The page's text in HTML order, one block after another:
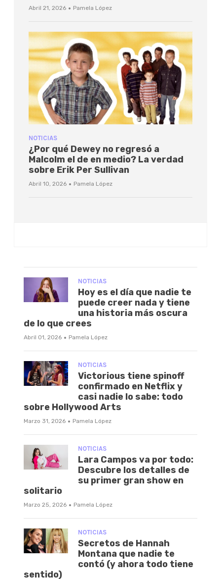
Abril 21, 2026 · Pamela López
NOTICIAS
¿Por qué Dewey no regresó a
Malcolm el de en medio? La verdad
sobre Erik Per Sullivan
Abril 10, 2026 · Pamela López
NOTICIAS
Hoy es el día que nadie te
puede creer nada y tiene
una historia más oscura
de lo que crees
Abril 01, 2026 · Pamela López
NOTICIAS
Victorious tiene spinoff
confirmado en Netflix y
casi nadie lo sabe: todo
sobre Hollywood Arts
Marzo 31, 2026 · Pamela López
NOTICIAS
Lara Campos va por todo:
Descubre los detalles de
su primer gran show en
solitario
Marzo 25, 2026 · Pamela López
NOTICIAS
Secretos de Hannah
Montana que nadie te
contó (y ahora todo tiene
sentido)